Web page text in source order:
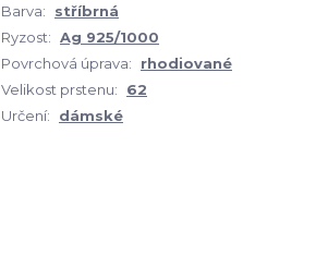
Barva:
stříbrná
Ryzost: Ag 925/1000
Povrchová úprava:
rhodiované
Velikost prstenu:
62
Určení: dámské